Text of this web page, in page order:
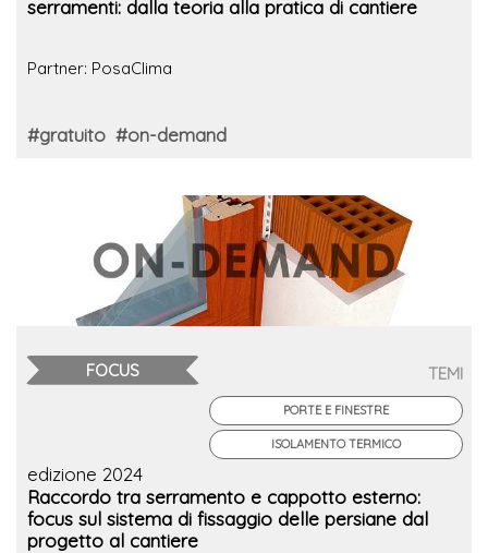
serramenti: dalla teoria alla pratica di cantiere
Partner: PosaClima
#gratuito #on-demand
FOCUS TEMI
PORTE E FINESTRE
ISOLAMENTO TERMICO
edizione 2024
Raccordo tra serramento e cappotto esterno:
focus sul sistema di fissaggio delle persiane dal
progetto al cantiere